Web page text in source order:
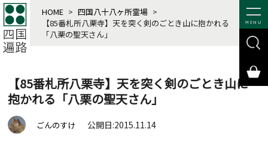
MENU
HOME > 四国八十八ヶ所霊場 >
【85番札所八栗寺】天を突く剣のごとき山に抱かれる
「八栗の聖天さん」
【85番札所八栗寺】天を突く剣のごとき山に
抱かれる「八栗の聖天さん」
ごんのすけ 公開日:2015.11.14